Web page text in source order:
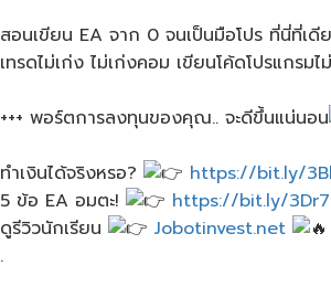
สอนเขียน EA จาก 0 จนเป็นมือโปร ที่นี่ที่เดี
เทรดไม่เก่ง ไม่เก่งคอม เขียนโค้ดโปรแกรม
+++ พอร์ตการลงทุน​ของคุณ.. จะดีขึ้นแน่นอน
ทำเงินได้จริงหรอ?
https://bit.ly/
5 ข้อ EA อมตะ!
https://bit.ly/
ดูรีวิวนักเรียน
Jobotinvest.net
.